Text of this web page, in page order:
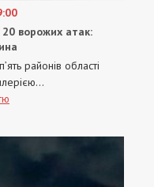
ворожих атак:
районів області